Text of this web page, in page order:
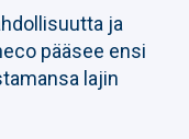
ja
pääsee ensi
lajin